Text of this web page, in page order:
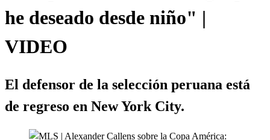
he deseado desde niño" |
VIDEO
El defensor de la selección peruana está
de regreso en New York City.